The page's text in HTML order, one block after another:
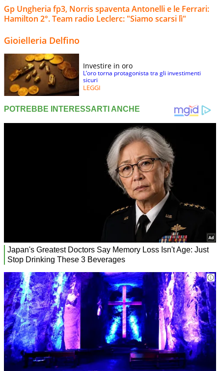
Gp Ungheria fp3, Norris spaventa Antonelli e le Ferrari:
Hamilton 2°. Team radio Leclerc: "Siamo scarsi lì"
Gioielleria Delfino
Investire in oro
L’oro torna protagonista tra gli investimenti
sicuri
LEGGI